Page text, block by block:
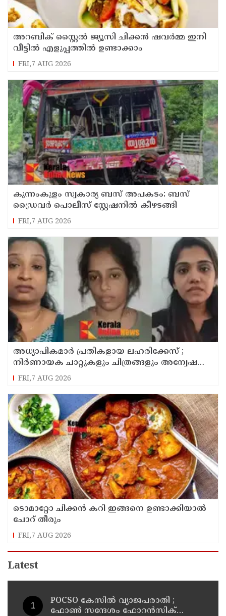
അറബിക് സ്റ്റൈൽ ജ്യൂസി ചിക്കൻ ഷവർമ്മ ഇനി
വീട്ടിൽ എളുപ്പത്തിൽ ഉണ്ടാക്കാം
FRI,7 AUG 2026
കുന്നംകുളം സ്വകാര്യ ബസ് അപകടം: ബസ്
ഡ്രൈവർ പൊലീസ് സ്റ്റേഷനിൽ കീഴടങ്ങി
FRI,7 AUG 2026
അധ്യാപികമാര്‍ പ്രതികളായ ലഹരിക്കേസ് ;
നിർണായക ചാറ്റുകളും ചിത്രങ്ങളും അന്വേഷണ
സംഘത്തിന്
FRI,7 AUG 2026
ടൊമാറ്റോ ചിക്കൻ കറി ഇങ്ങനെ ഉണ്ടാക്കിയാൽ
ചോറ് തീരും
FRI,7 AUG 2026
Latest
POCSO കേസിൽ വ്യാജപരാതി ;
ഫോൺ സന്ദേശം ഫോറൻസിക്